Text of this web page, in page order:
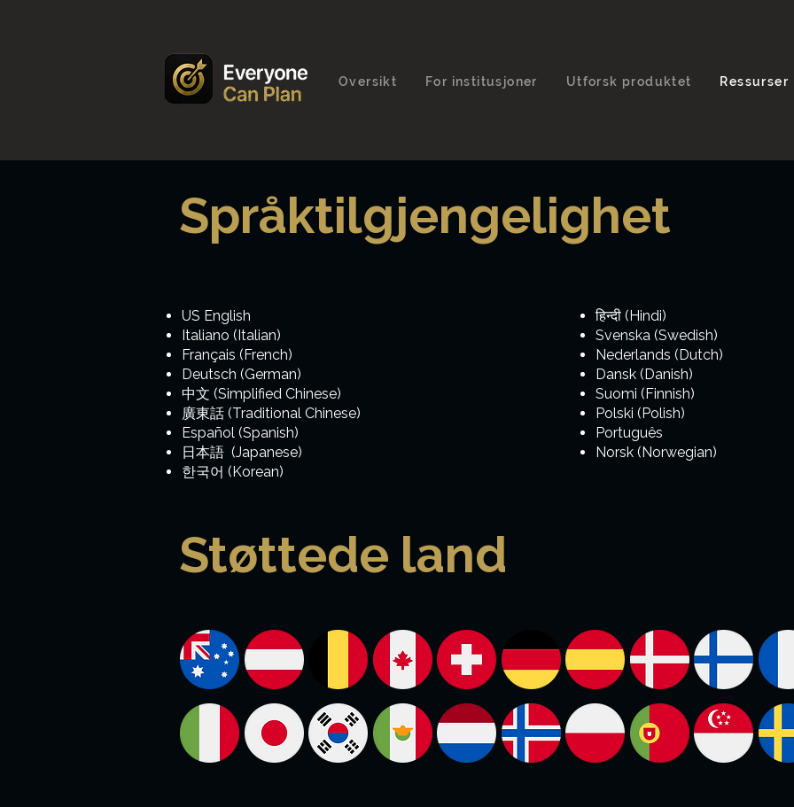
Oversikt For institusjoner Utforsk produktet Ressurser
Språktilgjengelighet
US English
Italiano (Italian)
Français (French)
Deutsch (German)
中文 (Simplified Chinese)
廣東話 (Traditional Chinese)
Español (Spanish)
日本語 (Japanese)
한국어 (Korean)
हिन्दी (Hindi)
Svenska (Swedish)
Nederlands (Dutch)
Dansk (Danish)
Suomi (Finnish)
Polski (Polish)
Português
Norsk (Norwegian)
Støttede land